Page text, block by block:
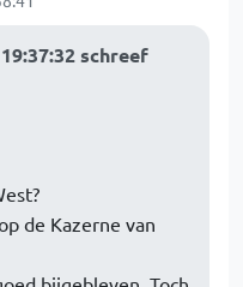
schreef
de Kazerne van